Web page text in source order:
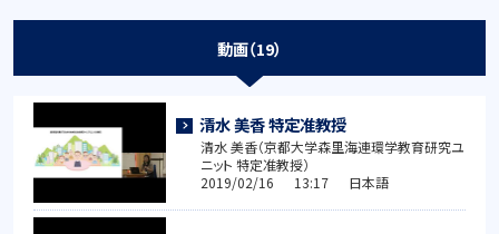
動画（19）
清水 美香 特定准教授
清水 美香（京都大学森里海連環学教育研究ユ
ニット 特定准教授）
2019/02/16 13:17 日本語